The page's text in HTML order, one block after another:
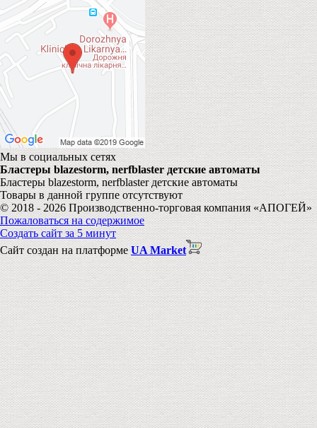
Мы в социальных сетях
Бластеры blazestorm, nerfblaster детские автоматы
Бластеры blazestorm, nerfblaster детские автоматы
Товары в данной группе отсутствуют
© 2018 - 2026 Производственно-торговая компания «АПОГЕЙ»
Пожаловаться на содержимое
Создать сайт за 5 минут
Сайт создан на платформе UA Market